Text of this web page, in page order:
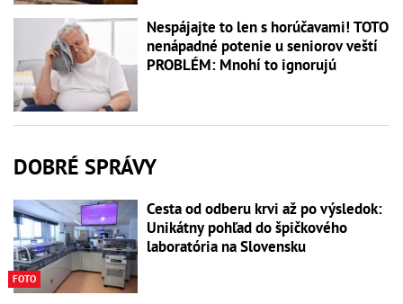
Nespájajte to len s horúčavami! TOTO
nenápadné potenie u seniorov veští
PROBLÉM: Mnohí to ignorujú
DOBRÉ SPRÁVY
FOTO
Cesta od odberu krvi až po výsledok:
Unikátny pohľad do špičkového
laboratória na Slovensku